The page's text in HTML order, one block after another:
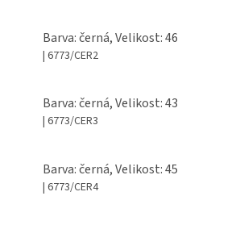
Barva: černá, Velikost: 46
| 6773/CER2
Barva: černá, Velikost: 43
| 6773/CER3
Barva: černá, Velikost: 45
| 6773/CER4